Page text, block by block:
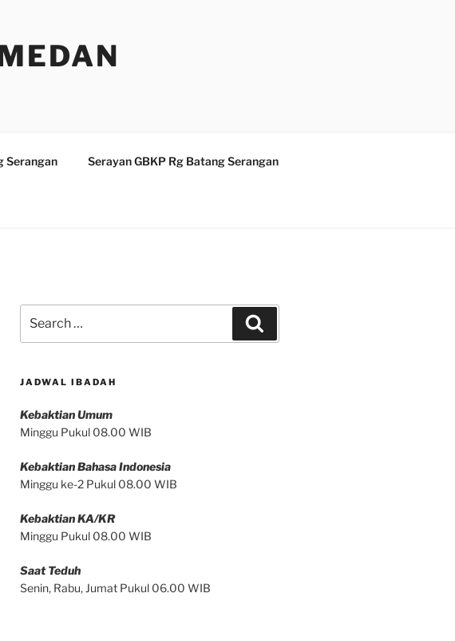
Serangan Serayan GBKP Rg Batang Serangan
for:
JADWAL IBADAH
Kebaktian Umum
Minggu Pukul 08.00 WIB
Kebaktian Bahasa Indonesia
Minggu ke-2 Pukul 08.00 WIB
Kebaktian KA/KR
Minggu Pukul 08.00 WIB
Saat Teduh
Senin, Rabu, Jumat Pukul 06.00 WIB